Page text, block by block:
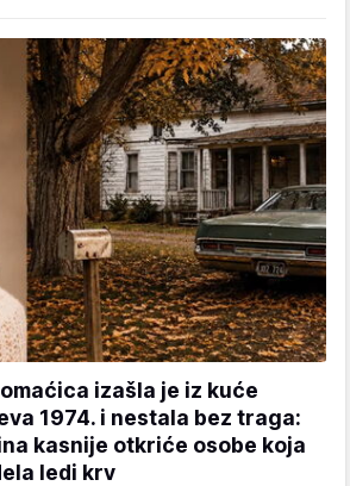
izašla je iz kuće
1974. i nestala bez traga:
kasnije otkriće osobe koja
ledi krv